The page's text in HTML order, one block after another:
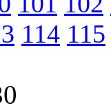
114 115